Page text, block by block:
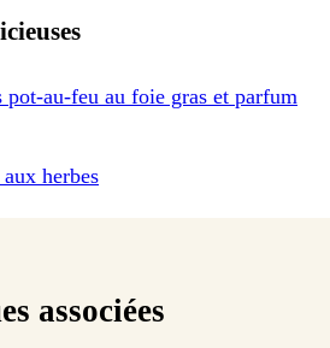
pot-au-feu au foie gras et parfum
herbes
associées